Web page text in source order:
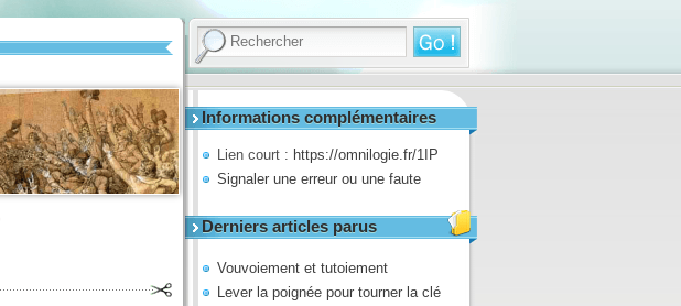
Informations complémentaires
Lien court : https://omnilogie.fr/1IP
Signaler une erreur ou une faute
Derniers articles parus
Vouvoiement et tutoiement
Lever la poignée pour tourner la clé